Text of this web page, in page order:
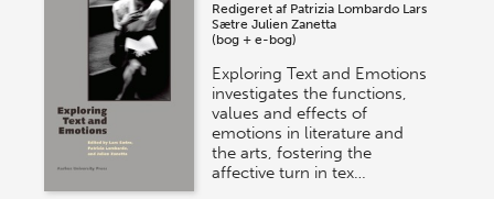
Redigeret af Patrizia Lombardo Lars
Sætre Julien Zanetta
(bog + e-bog)
Exploring Text and Emotions
investigates the functions,
values and effects of
emotions in literature and
the arts, fostering the
affective turn in tex…